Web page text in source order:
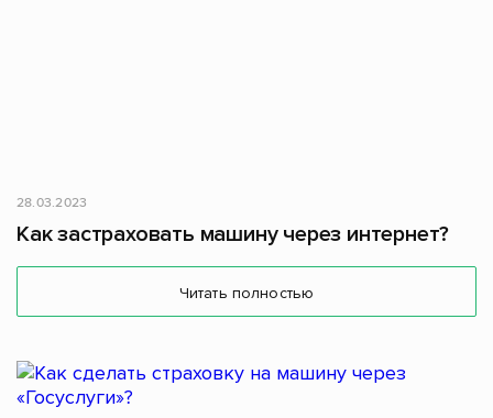
28.03.2023
Как застраховать машину через интернет?
Читать полностью